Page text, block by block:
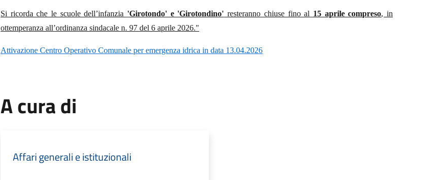
Si ricorda che le scuole dell’infanzia 'Girotondo' e 'Girotondino' resteranno chiuse fino al 15 aprile compreso, in
ottemperanza all’ordinanza sindacale n. 97 del 6 aprile 2026."
Attivazione Centro Operativo Comunale per emergenza idrica in data 13.04.2026
A cura di
Affari generali e istituzionali